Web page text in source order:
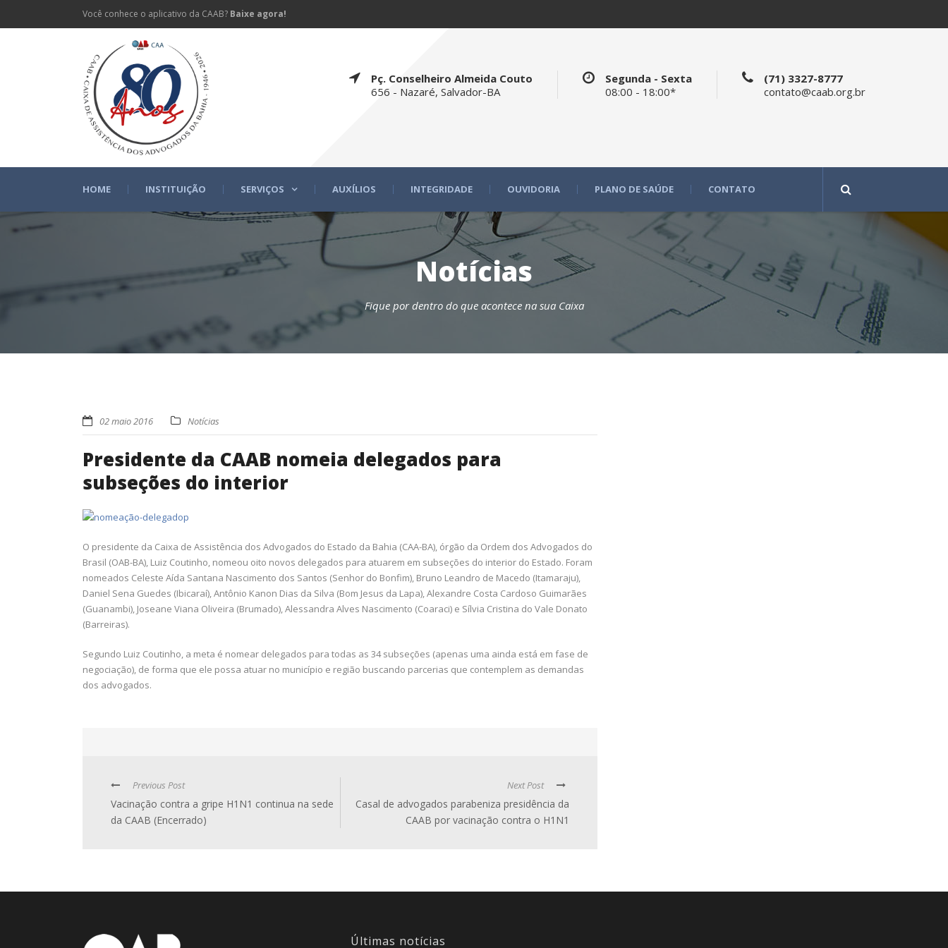
Você conhece o aplicativo da CAAB? Baixe agora!
Pç. Conselheiro Almeida Couto
656 - Nazaré, Salvador-BA
Segunda - Sexta
08:00 - 18:00*
(71) 3327-8777
contato@caab.org.br
HOME INSTITUIÇÃO SERVIÇOS AUXÍLIOS INTEGRIDADE OUVIDORIA PLANO DE SAÚDE CONTATO
Notícias
Fique por dentro do que acontece na sua Caixa
02 maio 2016 Notícias
Presidente da CAAB nomeia delegados para
subseções do interior
O presidente da Caixa de Assistência dos Advogados do Estado da Bahia (CAA-BA), órgão da Ordem dos Advogados do
Brasil (OAB-BA), Luiz Coutinho, nomeou oito novos delegados para atuarem em subseções do interior do Estado. Foram
nomeados Celeste Aída Santana Nascimento dos Santos (Senhor do Bonfim), Bruno Leandro de Macedo (Itamaraju),
Daniel Sena Guedes (Ibicaraí), Antônio Kanon Dias da Silva (Bom Jesus da Lapa), Alexandre Costa Cardoso Guimarães
(Guanambi), Joseane Viana Oliveira (Brumado), Alessandra Alves Nascimento (Coaraci) e Sílvia Cristina do Vale Donato
(Barreiras).
Segundo Luiz Coutinho, a meta é nomear delegados para todas as 34 subseções (apenas uma ainda está em fase de
negociação), de forma que ele possa atuar no município e região buscando parcerias que contemplem as demandas
dos advogados.
Previous Post
Vacinação contra a gripe H1N1 continua na sede
da CAAB (Encerrado)
Next Post
Casal de advogados parabeniza presidência da
CAAB por vacinação contra o H1N1
Últimas notícias